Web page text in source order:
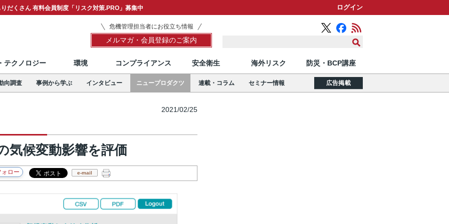
だくさん 有料会員制度「リスク対策.PRO」募集中 ログイン
危機管理担当者にお役立ち情報
メルマガ・会員登録のご案内
テクノロジー 環境 コンプライアンス 安全衛生 海外リスク 防災・BCP講座
向調査 事例から学ぶ インタビュー ニュープロダクツ 連載・コラム セミナー情報 広告掲載
2021/02/25
気候変動影響を評価
e-mail